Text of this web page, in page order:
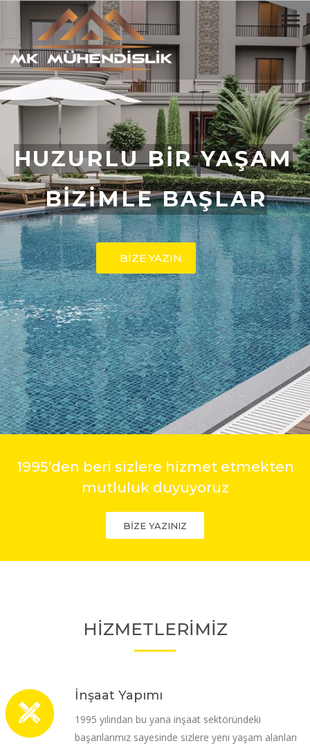
BİZİMLE BAŞLAR
BİZE YAZIN
HUZURLU BİR YAŞAM
1995'den beri sizlere hizmet etmekten
mutluluk duyuyoruz
BİZE YAZINIZ
HİZMETLERİMİZ
İnşaat Yapımı
1995 yılından bu yana inşaat sektöründeki
başarılarımız sayesinde sizlere yeni yaşam alanları